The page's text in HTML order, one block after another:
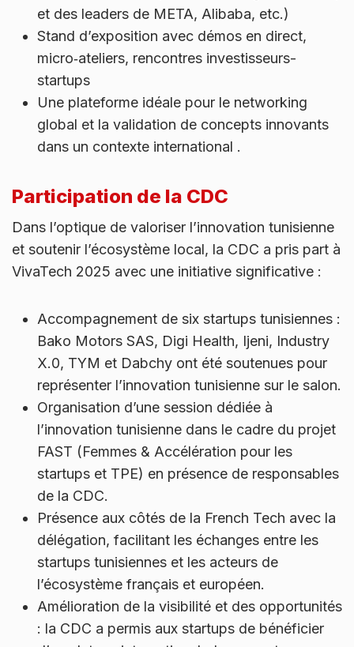
et des leaders de META, Alibaba, etc.)
Stand d’exposition avec démos en direct,
micro‑ateliers, rencontres investisseurs-
startups
Une plateforme idéale pour le networking
global et la validation de concepts innovants
dans un contexte international .
Participation de la CDC
Dans l’optique de valoriser l’innovation tunisienne
et soutenir l’écosystème local, la CDC a pris part à
VivaTech 2025 avec une initiative significative :
Accompagnement de six startups tunisiennes :
Bako Motors SAS, Digi Health, Ijeni, Industry
X.0, TYM et Dabchy ont été soutenues pour
représenter l’innovation tunisienne sur le salon.
Organisation d’une session dédiée à
l’innovation tunisienne dans le cadre du projet
FAST (Femmes & Accélération pour les
startups et TPE) en présence de responsables
de la CDC.
Présence aux côtés de la French Tech avec la
délégation, facilitant les échanges entre les
startups tunisiennes et les acteurs de
l’écosystème français et européen.
Amélioration de la visibilité et des opportunités
: la CDC a permis aux startups de bénéficier